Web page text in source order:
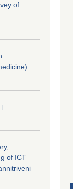
of
of ICT